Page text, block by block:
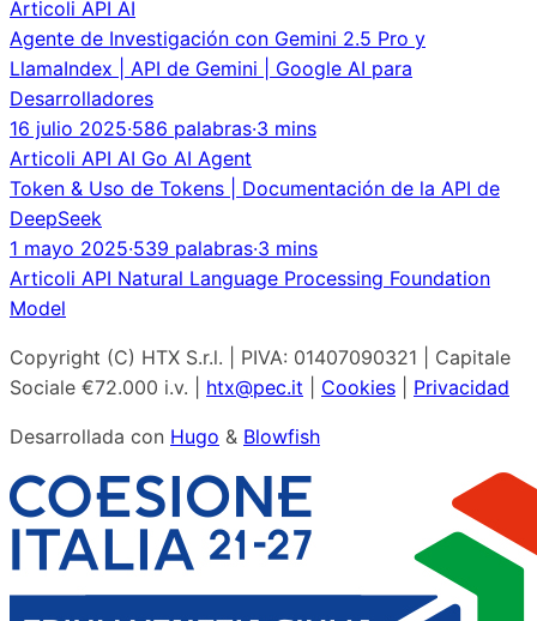
Articoli API AI
Agente de Investigación con Gemini 2.5 Pro y
LlamaIndex | API de Gemini | Google AI para
Desarrolladores
16 julio 2025·586 palabras·3 mins
Articoli API AI Go AI Agent
Token & Uso de Tokens | Documentación de la API de
DeepSeek
1 mayo 2025·539 palabras·3 mins
Articoli API Natural Language Processing Foundation
Model
Copyright (C) HTX S.r.l. | PIVA: 01407090321 | Capitale
Sociale €72.000 i.v. | htx@pec.it Cookies Privacidad
Desarrollada con Hugo & Blowfish